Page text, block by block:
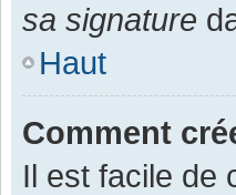
sa signature
Haut
Comment
Il est facile de